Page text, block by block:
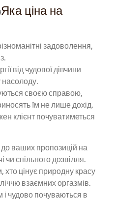
Яка ціна на
задоволення,
від чудової дівчини
своєю справою,
їм не лише дохід.
клієнт почуватиметься
до ваших пропозицій на
чи спільного дозвілля.
хто цінує природну красу
взаємних оргазмів.
і чудово почуваються в